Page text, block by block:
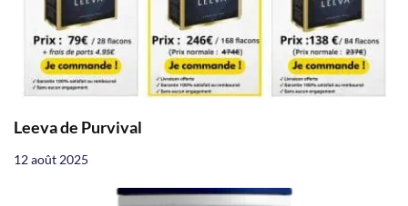
Leeva de Purvival
12 août 2025